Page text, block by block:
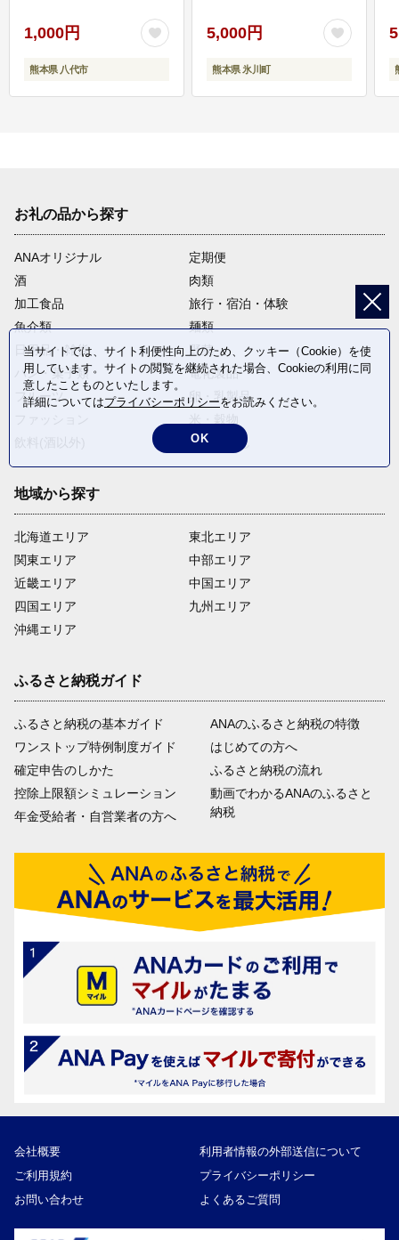
1,000円
熊本県 八代市
5,000円
熊本県 氷川町
お礼の品から探す
ANAオリジナル
定期便
酒
肉類
加工食品
旅行・宿泊・体験
魚介類
麺類
日用品・雑貨
野菜
パン・菓子類
電化製品
フルーツ
卵・乳製品
返礼品なし
地域から探す
北海道エリア
関東エリア
近畿エリア
四国エリア
沖縄エリア
東北エリア
中部エリア
中国エリア
九州エリア
ふるさと納税ガイド
ふるさと納税の基本ガイド
ワンストップ特例制度ガイド
確定申告のしかた
控除上限額シミュレーション
年金受給者・自営業者の方へ
ANAのふるさと納税の特徴
はじめての方へ
ふるさと納税の流れ
動画でわかるANAのふるさと
納税
会社概要
利用者情報の外部送信について
ご利用規約
プライバシーポリシー
お問い合わせ
よくあるご質問
当サイトでは、サイト利便性向上のため、クッキー（Cookie）を使
用しています。サイトの閲覧を継続された場合、Cookieの利用に同
意したことものといたします。
詳細についてはプライバシーポリシーをお読みください。
OK